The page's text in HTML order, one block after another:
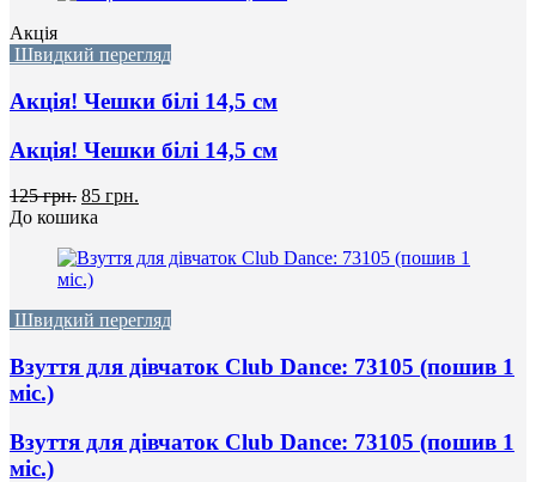
Акція
Швидкий перегляд
Акція! Чешки білі 14,5 см
Акція! Чешки білі 14,5 см
125 грн. 85 грн.
До кошика
Швидкий перегляд
Взуття для дівчаток Club Dance: 73105 (пошив 1
міс.)
Взуття для дівчаток Club Dance: 73105 (пошив 1
міс.)